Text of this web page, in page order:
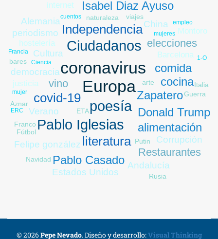
Europa
coronavirus
poesía
Ciudadanos
Pablo Iglesias
covid-19
literatura
Independencia
Zapatero
alimentación
cocina
Donald Trump
Pablo Casado
comida
Isabel Diaz Ayuso
elecciones
Restaurantes
vino
Felipe gonzález
Andalucía
Cultura
democracia
China
Estados Unidos
Verano
Alemania
Corrupción
periodismo
hostelería
internet
Barcelona
justicia
Montoro
arte
bares
Guerra
naturaleza
Navidad
Aznar
ETA
Franco
Italia
Rusia
viajes
Fútbol
Putin
Ciencia
cuentos
empleo
ERC
Francia
mujer
mujeres
1-O
© 2026Pepe Nevado.Diseño y desarrollo:Visual Thinking